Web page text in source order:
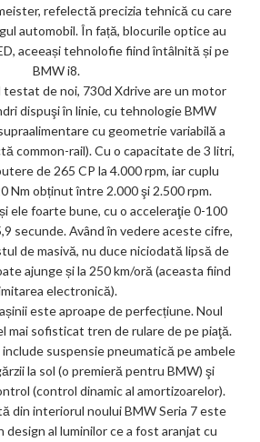
refelectă precizia tehnică cu care
automobil. În față, blocurile optice au
aceeași tehnolofie fiind întâlnită și pe
BMW i8.
testat de noi, 730d Xdrive are un motor
dispuşi în linie, cu tehnologie BMW
cu geometrie variabilă a
common-rail). Cu o capacitate de 3 litri,
de 265 CP la 4.000 rpm, iar cuplu
Nm obținut între 2.000 şi 2.500 rpm.
ele foarte bune, cu o acceleraţie 0-100
secunde. Având în vedere aceste cifre,
de masivă, nu duce niciodată lipsă de
ajunge și la 250 km/oră (aceasta fiind
electronică).
este aproape de perfecțiune. Noul
mai sofisticat tren de rulare de pe piaţă.
suspensie pneumatică pe ambele
la sol (o premieră pentru BMW) şi
(control dinamic al amortizoarelor).
din interiorul noului BMW Seria 7 este
al luminilor ce a fost aranjat cu